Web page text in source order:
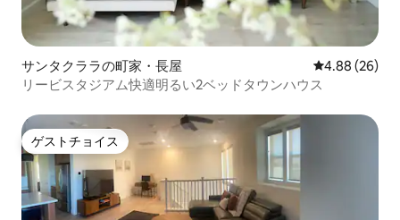
サンタクララの町家・長屋 レビュー26
4.88 (26)
リービスタジアム快適明るい2ベッドタウンハウス
ゲストチョイス
ゲストチョイス